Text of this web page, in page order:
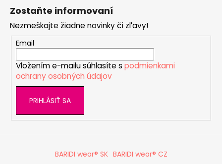
Zostaňte informovaní
Nezmeškajte žiadne novinky či zľavy!
Email
Vložením e-mailu súhlasíte s podmienkami
ochrany osobných údajov
PRIHLÁSIŤ SA
BARIDI wear® SK BARIDI wear® CZ